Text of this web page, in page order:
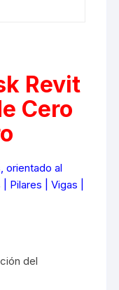
Revit
Cero
orientado al
Pilares | Vigas |
del